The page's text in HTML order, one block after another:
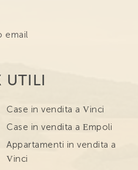
email
UTILI
Case in vendita a Vinci
Case in vendita a Empoli
Appartamenti in vendita a
Vinci